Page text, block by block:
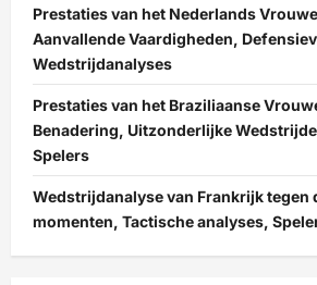
Prestaties van het Nederlands
Aanvallende Vaardigheden,
Wedstrijdanalyses
Prestaties van het Braziliaanse
Benadering, Uitzonderlijke
Spelers
Wedstrijdanalyse van Frankrijk tegen
momenten, Tactische analyses,